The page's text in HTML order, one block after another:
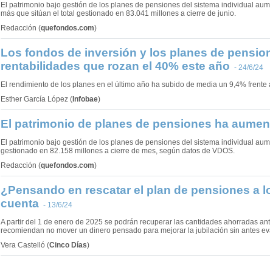
El patrimonio bajo gestión de los planes de pensiones del sistema individual
más que sitúan el total gestionado en 83.041 millones a cierre de junio.
Redacción (quefondos.com)
Los fondos de inversión y los planes de
rentabilidades que rozan el 40% este año
- 24/6/24
El rendimiento de los planes en el último año ha subido de media un 9,4% frente
Esther García López ( Infobae)
El patrimonio de planes de pensiones ha
El patrimonio bajo gestión de los planes de pensiones del sistema individual
gestionado en 82.158 millones a cierre de mes, según datos de VDOS.
Redacción (quefondos.com)
¿Pensando en rescatar el plan de pensiones a
cuenta - 13/6/24
A partir del 1 de enero de 2025 se podrán recuperar las cantidades ahorradas
recomiendan no mover un dinero pensado para mejorar la jubilación sin antes
Vera Castelló (Cinco Días)